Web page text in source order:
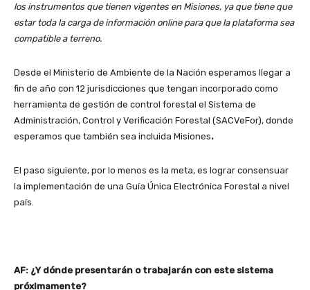
los instrumentos que tienen vigentes en Misiones, ya que tiene que
estar toda la carga de información online para que la plataforma sea
compatible a terreno.
Desde el Ministerio de Ambiente de la Nación esperamos llegar a
fin de año con 12 jurisdicciones que tengan incorporado como
herramienta de gestión de control forestal el Sistema de
Administración, Control y Verificación Forestal (SACVeFor), donde
esperamos que también sea incluida Misiones.
El paso siguiente, por lo menos es la meta, es lograr consensuar
la implementación de una Guía Única Electrónica Forestal a nivel
país.
AF: ¿Y dónde presentarán o trabajarán con este sistema
próximamente?